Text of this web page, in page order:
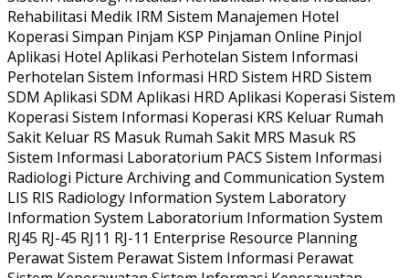
Rehabilitasi Medik IRM Sistem Manajemen Hotel
Koperasi Simpan Pinjam KSP Pinjaman Online Pinjol
Aplikasi Hotel Aplikasi Perhotelan Sistem Informasi
Perhotelan Sistem Informasi HRD Sistem HRD Sistem
SDM Aplikasi SDM Aplikasi HRD Aplikasi Koperasi Sistem
Koperasi Sistem Informasi Koperasi KRS Keluar Rumah
Sakit Keluar RS Masuk Rumah Sakit MRS Masuk RS
Sistem Informasi Laboratorium PACS Sistem Informasi
Radiologi Picture Archiving and Communication System
LIS RIS Radiology Information System Laboratory
Information System Laboratorium Information System
RJ45 RJ-45 RJ11 RJ-11 Enterprise Resource Planning
Perawat Sistem Perawat Sistem Informasi Perawat